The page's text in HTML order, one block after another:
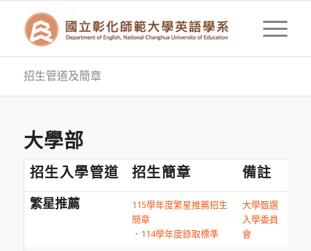
招生管道及簡章
大學部
招生入學管道 招生簡章 備註
繁星推薦
115學年度繁星推薦招生
簡章
． 114學年度錄取標準
大學甄選
入學委員
會